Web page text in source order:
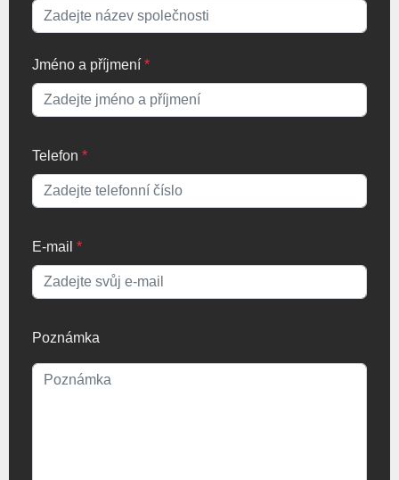
Jméno a příjmení *
Telefon *
E-mail *
Poznámka